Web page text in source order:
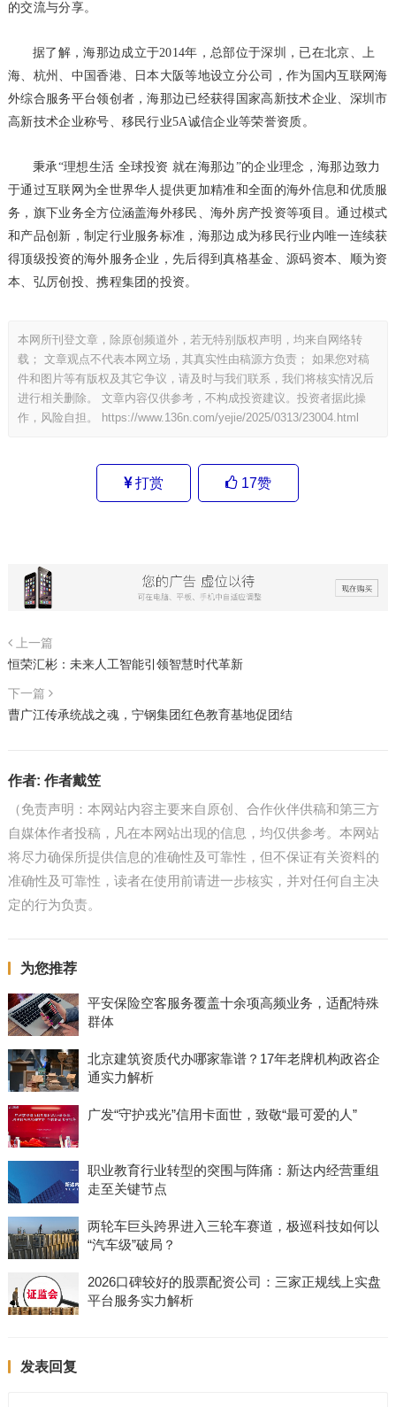
的交流与分享。
据了解，海那边成立于2014年，总部位于深圳，已在北京、上
海、杭州、中国香港、日本大阪等地设立分公司，作为国内互联网海
外综合服务平台领创者，海那边已经获得国家高新技术企业、深圳市
高新技术企业称号、移民行业5A诚信企业等荣誉资质。
秉承“理想生活 全球投资 就在海那边”的企业理念，海那边致力
于通过互联网为全世界华人提供更加精准和全面的海外信息和优质服
务，旗下业务全方位涵盖海外移民、海外房产投资等项目。通过模式
和产品创新，制定行业服务标准，海那边成为移民行业内唯一连续获
得顶级投资的海外服务企业，先后得到真格基金、源码资本、顺为资
本、弘厉创投、携程集团的投资。
本网所刊登文章，除原创频道外，若无特别版权声明，均来自网络转
载； 文章观点不代表本网立场，其真实性由稿源方负责； 如果您对稿
件和图片等有版权及其它争议，请及时与我们联系，我们将核实情况后
进行相关删除。 文章内容仅供参考，不构成投资建议。投资者据此操
作，风险自担。
https://www.136n.com/yejie/2025/0313/23004.html
打赏 17赞
上一篇
恒荣汇彬：未来人工智能引领智慧时代革新
下一篇
曹广江传承统战之魂，宁钢集团红色教育基地促团结
作者: 作者戴笠
（免责声明：本网站内容主要来自原创、合作伙伴供稿和第三方
自媒体作者投稿，凡在本网站出现的信息，均仅供参考。本网站
将尽力确保所提供信息的准确性及可靠性，但不保证有关资料的
准确性及可靠性，读者在使用前请进一步核实，并对任何自主决
定的行为负责。
为您推荐
平安保险空客服务覆盖十余项高频业务，适配特殊
群体
北京建筑资质代办哪家靠谱？17年老牌机构政咨企
通实力解析
广发“守护戎光”信用卡面世，致敬“最可爱的人”
职业教育行业转型的突围与阵痛：新达内经营重组
走至关键节点
两轮车巨头跨界进入三轮车赛道，极巡科技如何以
“汽车级”破局？
2026口碑较好的股票配资公司：三家正规线上实盘
平台服务实力解析
发表回复